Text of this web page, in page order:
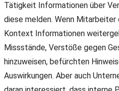
Tätigkeit Informationen über
diese melden. Wenn
Kontext Informationen
Missstände, Verstöße gegen
hinzuweisen, befürchten
Auswirkungen. Aber auch